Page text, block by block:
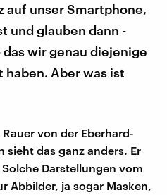
auf unser Smartphone,
und glauben dann -
wir genau diejenige
Aber was ist
von der Eberhard-
sieht das ganz anders. Er
Darstellungen vom
Abbilder, ja sogar Masken,